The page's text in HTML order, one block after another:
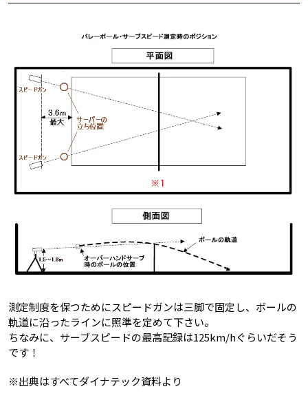
測定制度を保つためにスピードガンは三脚で固定し、ボールの
軌道に沿ったラインに照準を定めて下さい。
ちなみに、サーブスピードの最高記録は125km/hぐらいだそう
です！
※出典はすべてダイナテック資料より